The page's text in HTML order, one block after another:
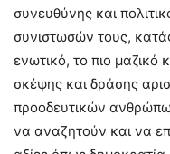
συνευθύνης και
συνιστωσών τους,
ενωτικό, το πιο μαζικό
σκέψης και δράσης
προοδευτικών
να αναζητούν και να